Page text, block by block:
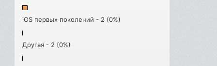
iOS первых поколений - 2 (0%)
Другая - 2 (0%)